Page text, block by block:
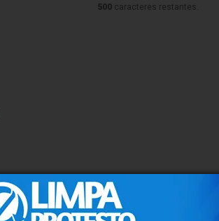
500caracteres restantes.